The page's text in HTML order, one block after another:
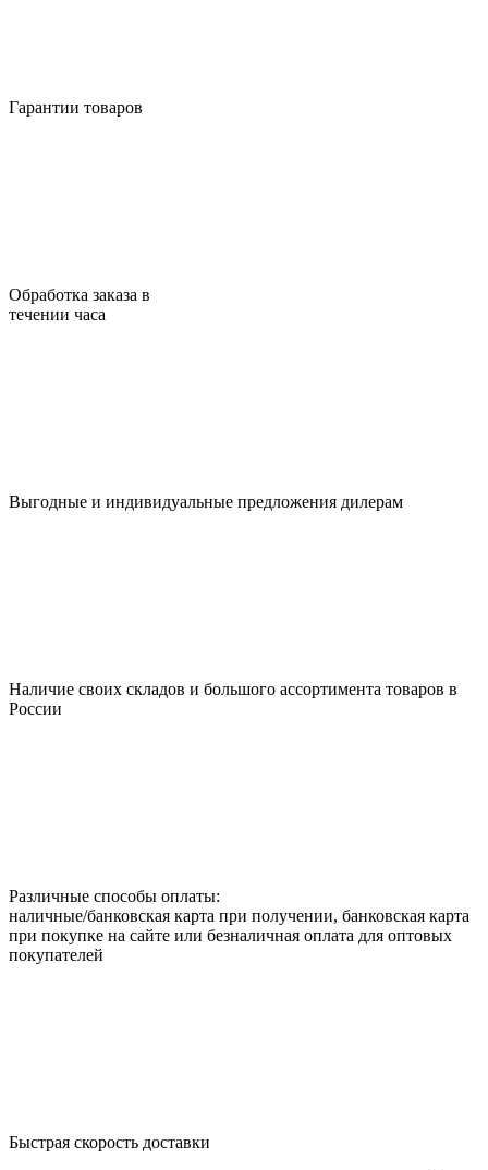
Гарантии товаров
Обработка заказа в
течении часа
Выгодные и индивидуальные предложения дилерам
Наличие своих складов и большого ассортимента товаров в
России
Различные способы оплаты:
наличные/банковская карта при получении, банковская карта
при покупке на сайте или безналичная оплата для оптовых
покупателей
Быстрая скорость доставки